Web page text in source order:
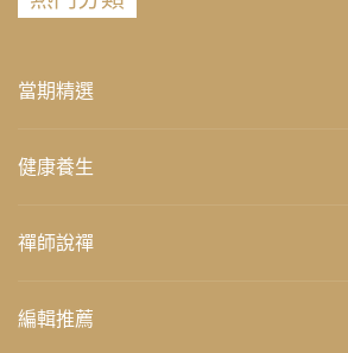
當期精選
健康養生
禪師說禪
編輯推薦